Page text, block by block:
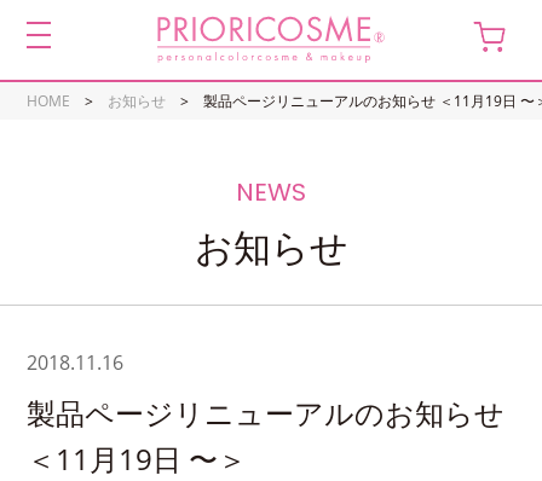
HOME お知らせ 製品ページリニューアルのお知らせ ＜11月19日 〜
お知らせ
2018.11.16
製品ページリニューアルのお知らせ
＜11月19日 〜＞
toggle
navigation